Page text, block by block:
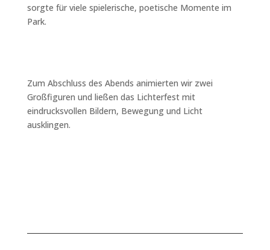
sorgte für viele spielerische, poetische Momente im
Park.
Zum Abschluss des Abends animierten wir zwei
Großfiguren und ließen das Lichterfest mit
eindrucksvollen Bildern, Bewegung und Licht
ausklingen.